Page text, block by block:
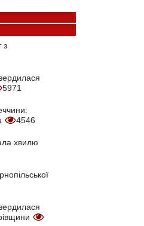
з
5971
4546
хвилю